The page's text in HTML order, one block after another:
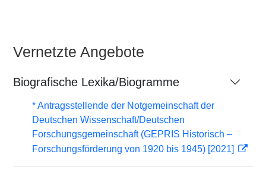
Vernetzte Angebote
Biografische Lexika/Biogramme
* Antragsstellende der Notgemeinschaft der
Deutschen Wissenschaft/Deutschen
Forschungsgemeinschaft (GEPRIS Historisch –
Forschungsförderung von 1920 bis 1945) [2021]